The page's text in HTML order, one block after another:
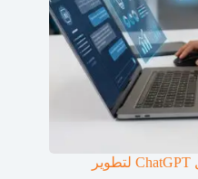
كيف تستخدم الذكاء الاصطناعي مثل ChatGPT لتطوير